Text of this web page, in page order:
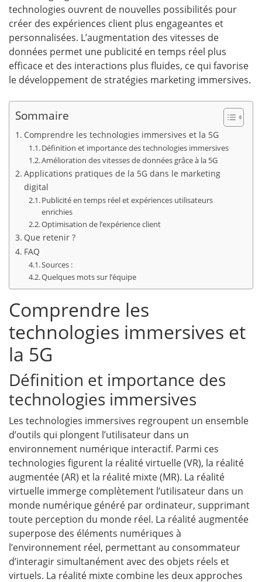
technologies ouvrent de nouvelles possibilités pour
créer des expériences client plus engageantes et
personnalisées. L’augmentation des vitesses de
données permet une publicité en temps réel plus
efficace et des interactions plus fluides, ce qui favorise
le développement de stratégies marketing immersives.
Sommaire
Comprendre les technologies immersives et la 5G
Définition et importance des technologies immersives
Amélioration des vitesses de données grâce à la 5G
Applications pratiques de la 5G dans le marketing
digital
Publicité en temps réel et expériences utilisateurs
enrichies
Optimisation de l’expérience client
Que retenir ?
FAQ
Sources :
Quelques mots sur l’équipe
Comprendre les
technologies immersives et
la 5G
Définition et importance des
technologies immersives
Les technologies immersives regroupent un ensemble
d’outils qui plongent l’utilisateur dans un
environnement numérique interactif. Parmi ces
technologies figurent la réalité virtuelle (VR), la réalité
augmentée (AR) et la réalité mixte (MR). La réalité
virtuelle immerge complètement l’utilisateur dans un
monde numérique généré par ordinateur, supprimant
toute perception du monde réel. La réalité augmentée
superpose des éléments numériques à
l’environnement réel, permettant au consommateur
d’interagir simultanément avec des objets réels et
virtuels. La réalité mixte combine les deux approches